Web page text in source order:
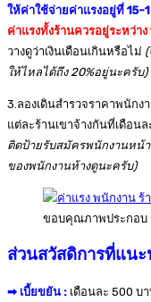
ให้ค่าใช้จ่ายค่าแรงอยู่ที่ 15-
ค่าแรงทั้งร้านควรอยู่ระหว่าง
วางดูว่าเงินเดือนเกินหรือไม่
ให้ไหลได้ถึง 20%อยู่นะครับ)
3.ลองเดินสำรวจราคาพนัก
แต่ละร้านเขาจ้างกันที่เดือน
ติดป้ายรับสมัครพนักงานหน้า
ของพนักงานห้างดูนะครับ)
ขอบคุณภาพประกอบ
ส่วนสวัสดิการที่แนะ
➡ เบี้ยขยัน : เดือนละ 500 บ